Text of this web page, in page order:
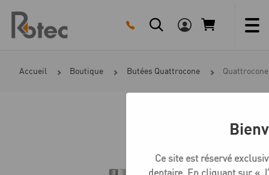
content
Accueil Boutique Butées Quattrocone
Ce site est réservé